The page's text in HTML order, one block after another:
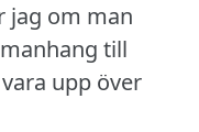
jag om man
till
upp över